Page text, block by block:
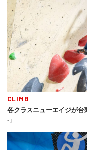
CLIMB
各クラスニューエイジが
-」